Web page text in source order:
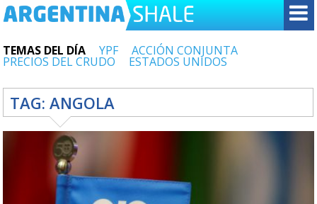
TEMAS DEL DÍA YPF ACCIÓN CONJUNTA
PRECIOS DEL CRUDO ESTADOS UNIDOS
TAG:ANGOLA